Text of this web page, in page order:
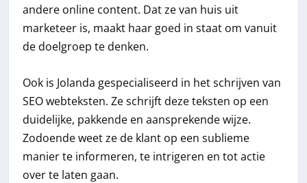
andere online content. Dat ze van huis uit
marketeer is, maakt haar goed in staat om vanuit
de doelgroep te denken.
Ook is Jolanda gespecialiseerd in het schrijven van
SEO webteksten. Ze schrijft deze teksten op een
duidelijke, pakkende en aansprekende wijze.
Zodoende weet ze de klant op een sublieme
manier te informeren, te intrigeren en tot actie
over te laten gaan.